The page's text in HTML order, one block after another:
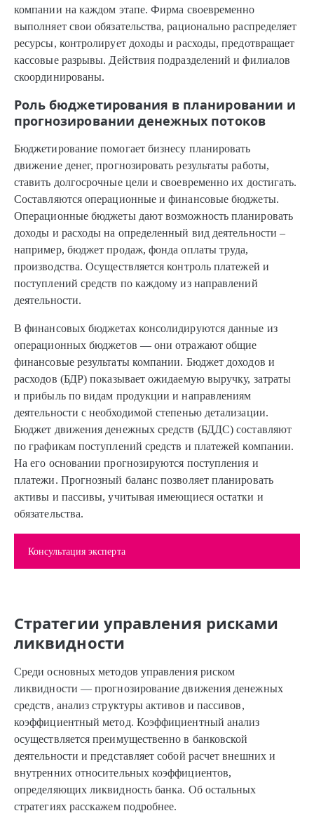
компании на каждом этапе. Фирма своевременно
выполняет свои обязательства, рационально распределяет
ресурсы, контролирует доходы и расходы, предотвращает
кассовые разрывы. Действия подразделений и филиалов
скоординированы.
Роль бюджетирования в планировании и
прогнозировании денежных потоков
Бюджетирование помогает бизнесу планировать
движение денег, прогнозировать результаты работы,
ставить долгосрочные цели и своевременно их достигать.
Составляются операционные и финансовые бюджеты.
Операционные бюджеты дают возможность планировать
доходы и расходы на определенный вид деятельности –
например, бюджет продаж, фонда оплаты труда,
производства. Осуществляется контроль платежей и
поступлений средств по каждому из направлений
деятельности.
В финансовых бюджетах консолидируются данные из
операционных бюджетов — они отражают общие
финансовые результаты компании. Бюджет доходов и
расходов (БДР) показывает ожидаемую выручку, затраты
и прибыль по видам продукции и направлениям
деятельности с необходимой степенью детализации.
Бюджет движения денежных средств (БДДС) составляют
по графикам поступлений средств и платежей компании.
На его основании прогнозируются поступления и
платежи. Прогнозный баланс позволяет планировать
активы и пассивы, учитывая имеющиеся остатки и
обязательства.
Консультация эксперта
Стратегии управления рисками
ликвидности
Среди основных методов управления риском
ликвидности — прогнозирование движения денежных
средств, анализ структуры активов и пассивов,
коэффициентный метод. Коэффициентный анализ
осуществляется преимущественно в банковской
деятельности и представляет собой расчет внешних и
внутренних относительных коэффициентов,
определяющих ликвидность банка. Об остальных
стратегиях расскажем подробнее.